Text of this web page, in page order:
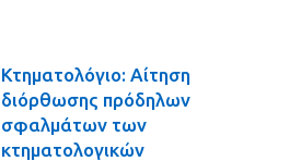
Κτηματολόγιο: Αίτηση
διόρθωσης πρόδηλων
σφαλμάτων των
κτηματολογικών